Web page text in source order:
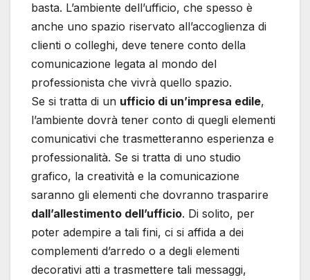
basta. L’ambiente dell’ufficio, che spesso è
anche uno spazio riservato all’accoglienza di
clienti o colleghi, deve tenere conto della
comunicazione legata al mondo del
professionista che vivrà quello spazio.
Se si tratta di un ufficio di un’impresa edile,
l’ambiente dovrà tener conto di quegli elementi
comunicativi che trasmetteranno esperienza e
professionalità. Se si tratta di uno studio
grafico, la creatività e la comunicazione
saranno gli elementi che dovranno trasparire
dall’allestimento dell’ufficio. Di solito, per
poter adempire a tali fini, ci si affida a dei
complementi d’arredo o a degli elementi
decorativi atti a trasmettere tali messaggi,